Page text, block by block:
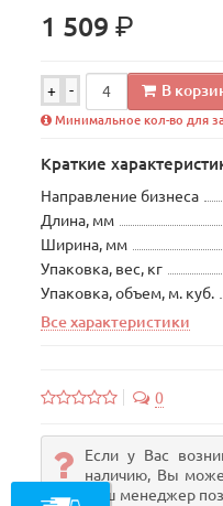
1 509р.
+ - В
Минимальное кол-во для
Краткие
Направление бизнеса
Длина, мм
Ширина, мм
Упаковка, вес, кг
Упаковка, объем, м. куб.
Все характеристики
0
Если у Вас
наличию, Вы
Наш менеджер